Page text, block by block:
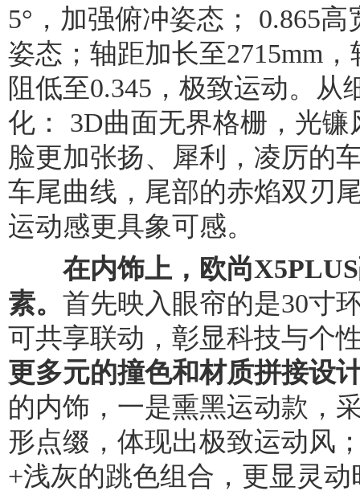
5°，加强俯冲姿态； 0.865
姿态；轴距加长至2715mm
阻低至0.345，极致运动。从
化： 3D曲面无界格栅，光
脸更加张扬、犀利，凌厉的
车尾曲线，尾部的赤焰双刃
运动感更具象可感。
在内饰上，欧尚
素。 首先映入眼帘的是30寸
可共享联动，彰显科技与个
更多元的撞色和材质拼接设
的内饰，一是熏黑运动款，
形点缀，体现出极致运动风
+浅灰的跳色组合，更显灵